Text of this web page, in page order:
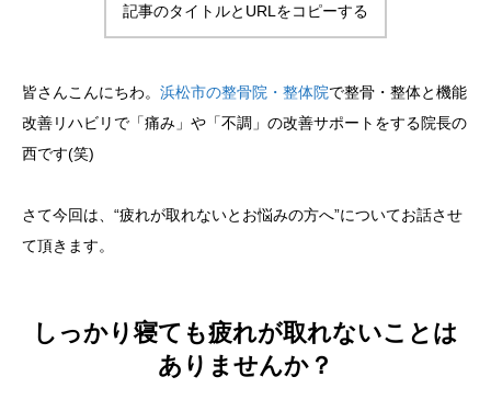
記事のタイトルとURLをコピーする
皆さんこんにちわ。 浜松市の整骨院・整体院で整骨・整体と機能
改善リハビリで「痛み」や「不調」の改善サポートをする院長の
西です(笑)
さて今回は、“疲れが取れないとお悩みの方へ”についてお話させ
て頂きます。
しっかり寝ても疲れが取れないことは
ありませんか？